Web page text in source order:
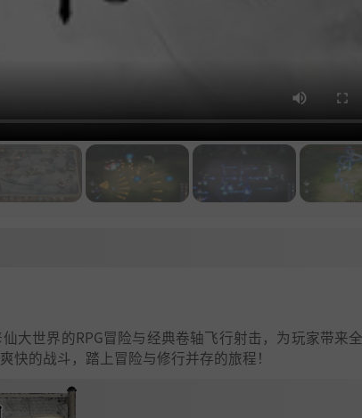
大世界的RPG冒险与经典卷轴飞行射击，为玩家带来
的战斗，踏上冒险与修行并存的旅程！